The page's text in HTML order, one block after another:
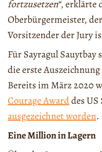
fortzusetzen“, erklärte
Oberbürgermeister,
Vorsitzender der Jury
Für Sayragul Sauytbay
die erste
Bereits im März 2020
Courage Awarddes
ausgezeichnet worden.
Eine Million in Lagern